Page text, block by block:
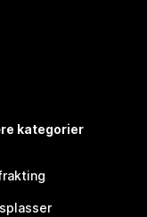
kategorier